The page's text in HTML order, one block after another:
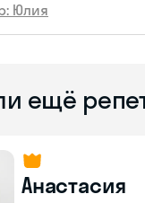
Юлия
ещё
Анастасия